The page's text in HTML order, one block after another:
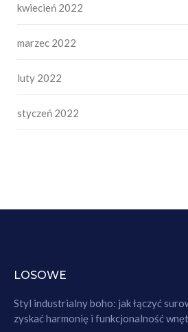
kwiecień 2022
marzec 2022
luty 2022
styczeń 2022
LOSOWE
Styl industrialny boho: jak łączyć
zyskać harmonię i funkcjonalność